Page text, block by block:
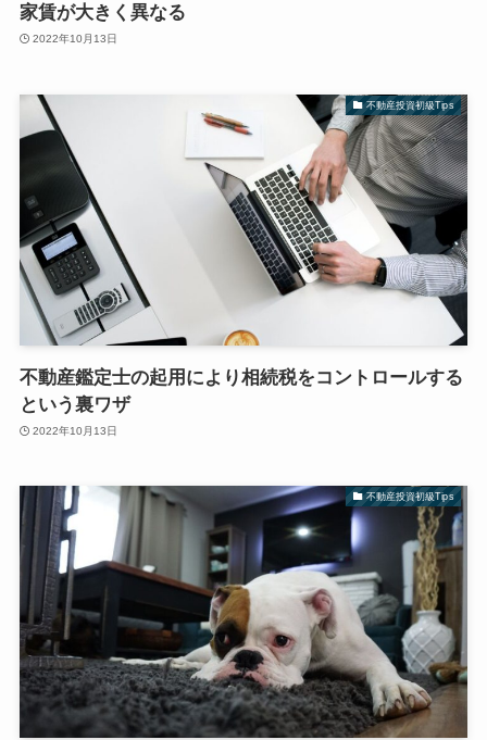
家賃が大きく異なる
2022年10月13日
不動産投資初級Tips
不動産鑑定士の起用により相続税をコントロールする
という裏ワザ
2022年10月13日
不動産投資初級Tips